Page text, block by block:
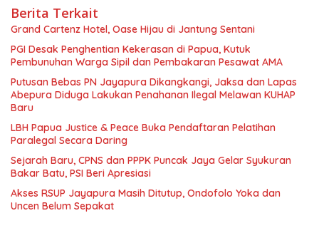
Berita Terkait
Grand Cartenz Hotel, Oase Hijau di Jantung Sentani
PGI Desak Penghentian Kekerasan di Papua, Kutuk
Pembunuhan Warga Sipil dan Pembakaran Pesawat AMA
Putusan Bebas PN Jayapura Dikangkangi, Jaksa dan Lapas
Abepura Diduga Lakukan Penahanan Ilegal Melawan KUHAP
Baru
LBH Papua Justice & Peace Buka Pendaftaran Pelatihan
Paralegal Secara Daring
Sejarah Baru, CPNS dan PPPK Puncak Jaya Gelar Syukuran
Bakar Batu, PSI Beri Apresiasi
Akses RSUP Jayapura Masih Ditutup, Ondofolo Yoka dan
Uncen Belum Sepakat